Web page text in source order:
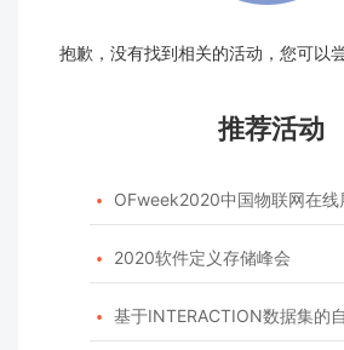
抱歉，没有找到相关的活动，您可以
推荐活动
 OFweek2020中国物联网在线
 2020软件定义存储峰会
 基于INTERACTION数据集的自动驾驶